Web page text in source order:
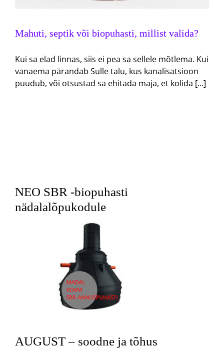
Mahuti, septik või biopuhasti, millist valida?
Kui sa elad linnas, siis ei pea sa sellele mõtlema. Kui
vanaema pärandab Sulle talu, kus kanalisatsioon
puudub, või otsustad sa ehitada maja, et kolida [...]
NEO SBR -biopuhasti
nädalalõpukodule
AUGUST – soodne ja tõhus